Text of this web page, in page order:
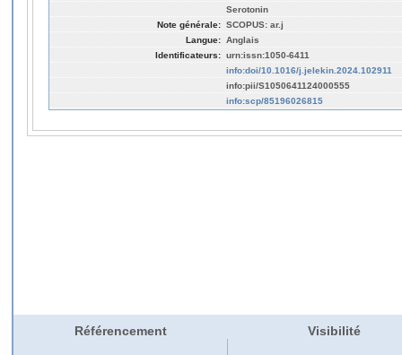
Serotonin
Note générale: SCOPUS: ar.j
Langue: Anglais
Identificateurs: urn:issn:1050-6411
info:doi/10.1016/j.jelekin.2024.102911
info:pii/S1050641124000555
info:scp/85196026815
Référencement Visibilité